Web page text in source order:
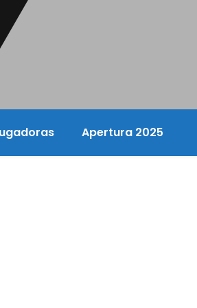
Apertura 2025